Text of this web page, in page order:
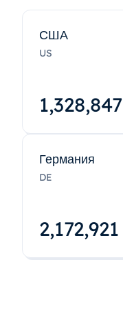
США
US
1,328,848
Германия
DE
2,172,922